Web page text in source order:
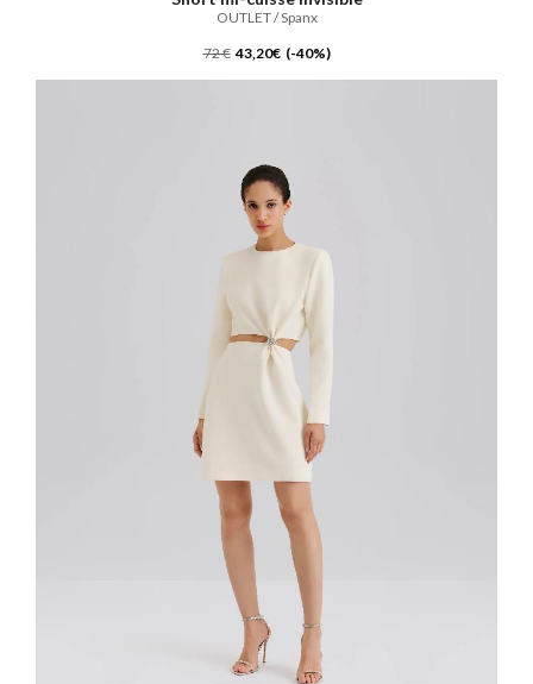
OUTLET / Spanx
72 € 43,20€ (-40%)